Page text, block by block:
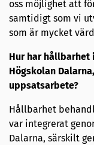
oss möjlighet att
samtidigt som vi
som är mycket
Hur har
Högskolan
uppsatsarbete?
Hållbarhet
var integrerat
Dalarna, särskilt